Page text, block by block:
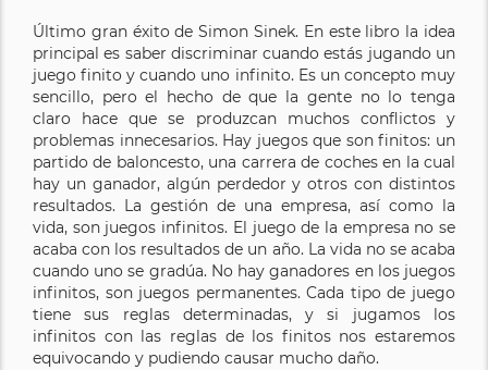
Último gran éxito de Simon Sinek. En este libro la idea
principal es saber discriminar cuando estás jugando un
juego finito y cuando uno infinito. Es un concepto muy
sencillo, pero el hecho de que la gente no lo tenga
claro hace que se produzcan muchos conflictos y
problemas innecesarios. Hay juegos que son finitos: un
partido de baloncesto, una carrera de coches en la cual
hay un ganador, algún perdedor y otros con distintos
resultados. La gestión de una empresa, así como la
vida, son juegos infinitos. El juego de la empresa no se
acaba con los resultados de un año. La vida no se acaba
cuando uno se gradúa. No hay ganadores en los juegos
infinitos, son juegos permanentes. Cada tipo de juego
tiene sus reglas determinadas, y si jugamos los
infinitos con las reglas de los finitos nos estaremos
equivocando y pudiendo causar mucho daño.